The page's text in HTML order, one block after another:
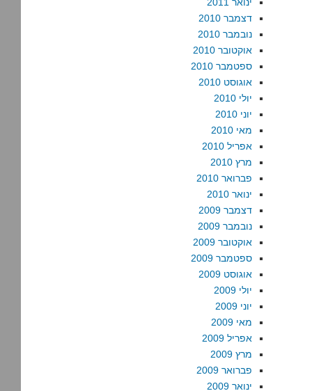
דצמבר 2010
נובמבר 2010
אוקטובר 2010
ספטמבר 2010
אוגוסט 2010
יולי 2010
יוני 2010
מאי 2010
אפריל 2010
מרץ 2010
פברואר 2010
ינואר 2010
דצמבר 2009
נובמבר 2009
אוקטובר 2009
ספטמבר 2009
אוגוסט 2009
יולי 2009
יוני 2009
מאי 2009
אפריל 2009
מרץ 2009
פברואר 2009
ינואר 2009